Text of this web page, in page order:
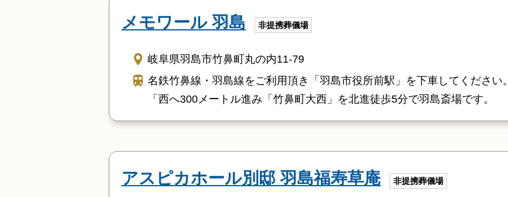
メモワール 羽島 非提携葬儀場
岐阜県羽島市竹鼻町丸の内11-79
名鉄竹鼻線・羽島線をご利用頂き「羽島市役所前駅」を下車してください。
「西へ300メートル進み「竹鼻町大西」を北進徒歩5分で羽島斎場です。
アスピカホール別邸 羽島福寿草庵 非提携葬儀場